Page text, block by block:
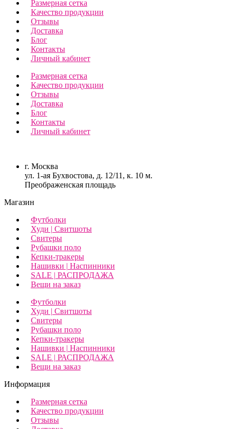
Размерная сетка
Качество продукции
Отзывы
Доставка
Блог
Контакты
Личный кабинет
Размерная сетка
Качество продукции
Отзывы
Доставка
Блог
Контакты
Личный кабинет
г. Москва
ул. 1-ая Бухвостова, д. 12/11, к. 10 м.
Преображенская площадь
Магазин
Футболки
Худи | Свитшоты
Свитеры
Рубашки поло
Кепки-тракеры
Нашивки | Наспинники
SALE | РАСПРОДАЖА
Вещи на заказ
Футболки
Худи | Свитшоты
Свитеры
Рубашки поло
Кепки-тракеры
Нашивки | Наспинники
SALE | РАСПРОДАЖА
Вещи на заказ
Информация
Размерная сетка
Качество продукции
Отзывы